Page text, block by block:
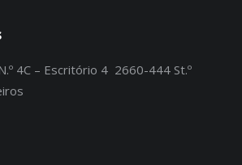
4C – Escritório 4 2660-444 St.º